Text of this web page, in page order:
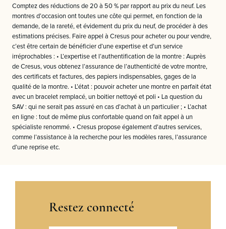
Comptez des réductions de 20 à 50 % par rapport au prix du neuf. Les
montres d’occasion ont toutes une côte qui permet, en fonction de la
demande, de la rareté, et évidement du prix du neuf, de procéder à des
estimations précises. Faire appel à Cresus pour acheter ou pour vendre,
c’est être certain de bénéficier d’une expertise et d’un service
irréprochables : • L’expertise et l’authentification de la montre : Auprès
de Cresus, vous obtenez l’assurance de l’authenticité de votre montre,
des certificats et factures, des papiers indispensables, gages de la
qualité de la montre. • L’état : pouvoir acheter une montre en parfait état
avec un bracelet remplacé, un boitier nettoyé et poli • La question du
SAV : qui ne serait pas assuré en cas d’achat à un particulier ; • L’achat
en ligne : tout de même plus confortable quand on fait appel à un
spécialiste renommé. • Cresus propose également d’autres services,
comme l’assistance à la recherche pour les modèles rares, l’assurance
d’une reprise etc.
Restez connecté